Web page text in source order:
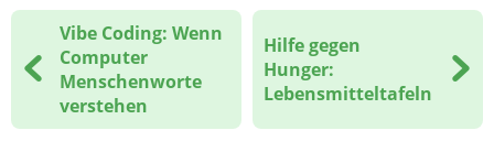
Vibe Coding: Wenn
Computer
Menschenworte
verstehen
Hilfe gegen
Hunger:
Lebensmitteltafeln
Deine Nachricht